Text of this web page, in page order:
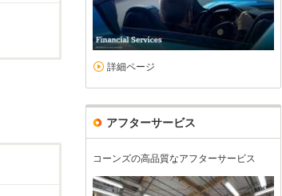
詳細ページ
アフターサービス
コーンズの高品質なアフターサービス